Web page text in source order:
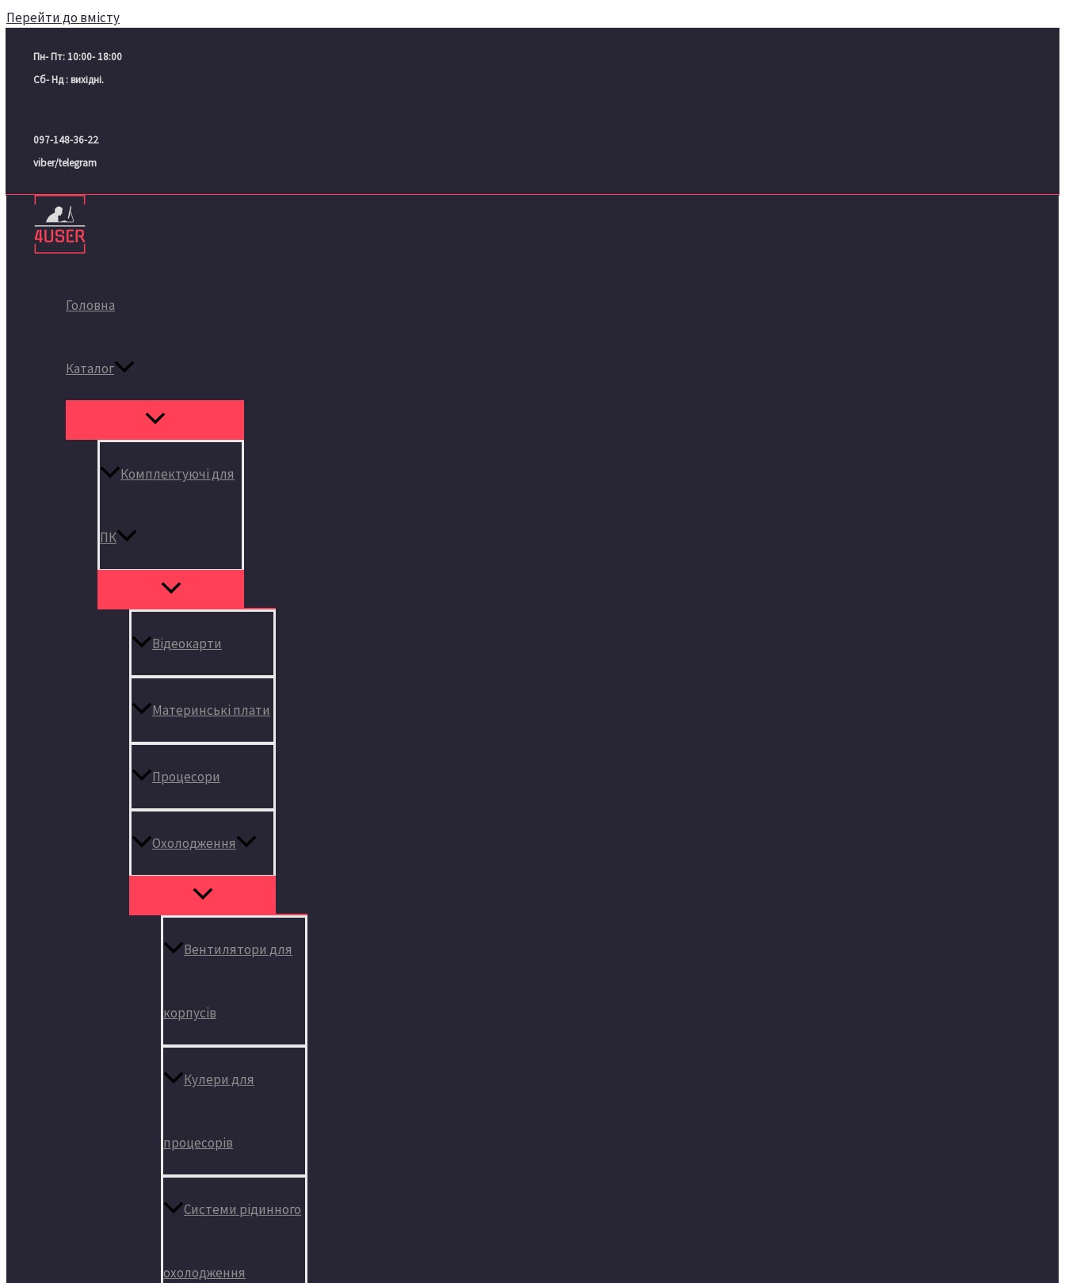
Перейти до вмісту
Пн- Пт: 10:00- 18:00
Сб- Нд : вихідні.
097-148-36-22
viber/telegram
Головна
Каталог
Комплектуючі для
ПК
Відеокарти
Материнські плати
Процесори
Охолодження
Вентилятори для
корпусів
Кулери для
процесорів
Системи рідинного
охолодження